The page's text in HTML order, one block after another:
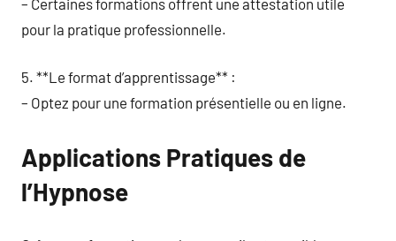
pour la pratique professionnelle.
5. **Le format d’apprentissage** :
– Optez pour une formation présentielle ou en ligne.
Applications Pratiques de
l’Hypnose